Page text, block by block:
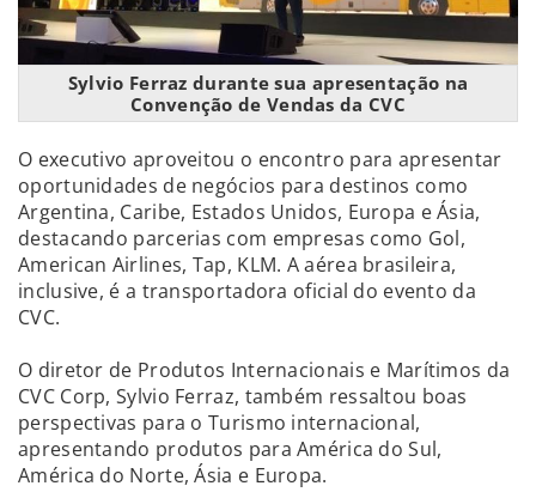
Sylvio Ferraz durante sua apresentação na
Convenção de Vendas da CVC
O executivo aproveitou o encontro para apresentar
oportunidades de negócios para destinos como
Argentina, Caribe, Estados Unidos, Europa e Ásia,
destacando parcerias com empresas como Gol,
American Airlines, Tap, KLM. A aérea brasileira,
inclusive, é a transportadora oficial do evento da
CVC.
O diretor de Produtos Internacionais e Marítimos da
CVC Corp, Sylvio Ferraz, também ressaltou boas
perspectivas para o Turismo internacional,
apresentando produtos para América do Sul,
América do Norte, Ásia e Europa.